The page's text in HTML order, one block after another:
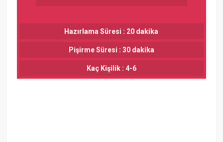
Hazırlama Süresi : 20 dakika
Pişirme Süresi : 30 dakika
Kaç Kişilik : 4-6